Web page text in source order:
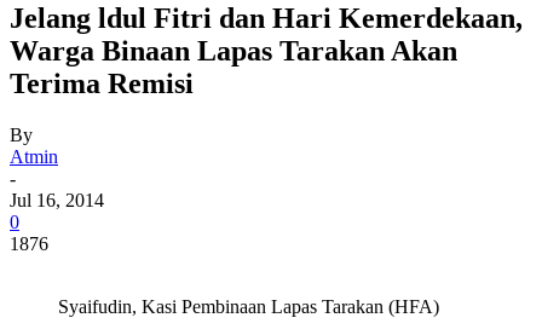
Jelang ldul Fitri dan Hari Kemerdekaan,
Warga Binaan Lapas Tarakan Akan
Terima Remisi
By
Atmin
-
Jul 16, 2014
0
1876
Syaifudin, Kasi Pembinaan Lapas Tarakan (HFA)